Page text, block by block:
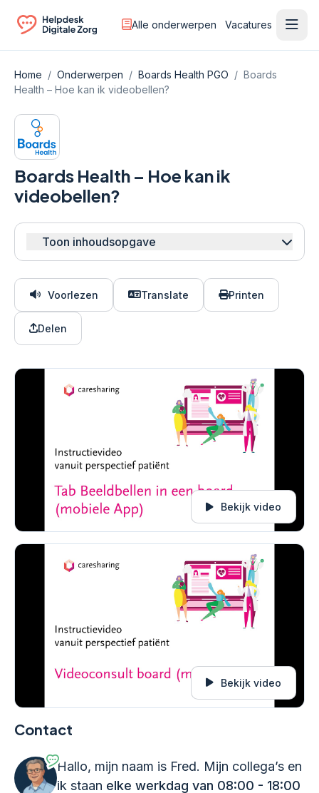
Ga naar de homepagina
Alle onderwerpen Vacatures
Home / Onderwerpen / Boards Health PGO / Boards
Health – Hoe kan ik videobellen?
Boards Health – Hoe kan ik
videobellen?
Toon inhoudsopgave
Voorlezen Translate Printen
Delen
Bekijk video
Bekijk video
Contact
Hallo, mijn naam is Fred. Mijn collega’s en
ik staan elke werkdag van 08:00 - 18:00